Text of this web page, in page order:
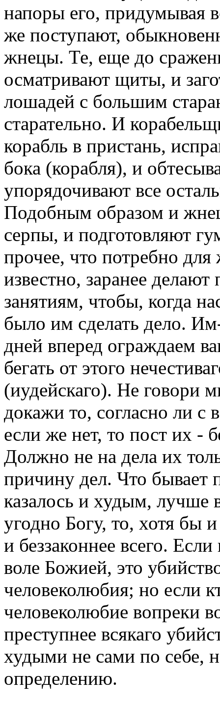
напоры его, придумывая
же поступают,
жнецы. Те, еще до
осматривают щиты, и
лошадей с большим
старательно. И
корабль в пристань,
бока (корабля), и
упорядочивают все
Подобным образом и
серпы, и подготовляют
прочее, что потребно
известно, заранее
занятиям, чтобы, когда
было им сделать дело.
дней вперед ограждаем
бегать от этого
(иудейскаго). Не говори
докажи то, согласно ли
если же нет, то пост их -
Должно не на дела их
причину дел. Что бывает
казалось и худым, лучше
угодно Богу, то, хотя бы
и беззаконнее всего.
воле Божией, это
человеколюбия; но если
человеколюбие вопреки
преступнее всякаго
худыми не сами по себе,
определению.